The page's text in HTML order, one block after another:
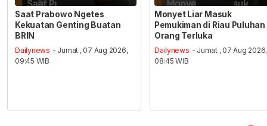
Saat Prabowo Ngetes
Kekuatan Genting Buatan
BRIN
Dailynews - Jumat , 07 Aug 2026,
09:45 WIB
Monyet Liar Masuk
Pemukiman di Riau Puluhan
Orang Terluka
Dailynews - Jumat , 07 Aug 2026,
08:45 WIB